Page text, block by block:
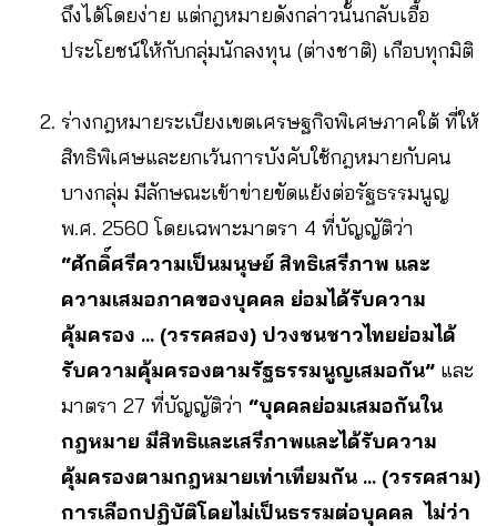
ถึงได้โดยง่าย แต่กฎหมายดังกล่าวนั้นกลับเอื้อ
ประโยชน์ให้กับกลุ่มนักลงทุน (ต่างชาติ) เกือบทุกมิติ
ร่างกฎหมายระเบียงเขตเศรษฐกิจพิเศษภาคใต้ ที่ให้
สิทธิพิเศษและยกเว้นการบังคับใช้กฎหมายกับคน
บางกลุ่ม มีลักษณะเข้าข่ายขัดแย้งต่อรัฐธรรมนูญ
พ.ศ. 2560 โดยเฉพาะมาตรา 4 ที่บัญญัติว่า
“ศักดิ์ศรีความเป็นมนุษย์ สิทธิเสรีภาพ และ
ความเสมอภาคของบุคคล ย่อมได้รับความ
คุ้มครอง … (วรรคสอง) ปวงชนชาวไทยย่อมได้
รับความคุ้มครองตามรัฐธรรมนูญเสมอกัน” และ
มาตรา 27 ที่บัญญัติว่า “บุคคลย่อมเสมอกันใน
กฎหมาย มีสิทธิและเสรีภาพและได้รับความ
คุ้มครองตามกฎหมายเท่าเทียมกัน … (วรรคสาม)
การเลือกปฏิบัติโดยไม่เป็นธรรมต่อบุคคล ไม่ว่า